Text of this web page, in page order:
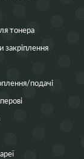
тонера
закріплення
подачі